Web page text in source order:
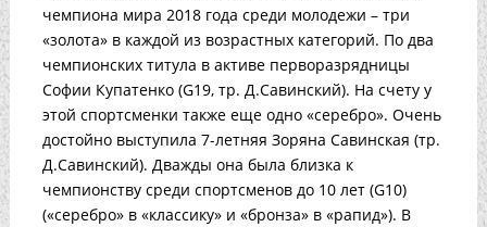
чемпиона мира 2018 года среди молодежи – три
«золота» в каждой из возрастных категорий. По два
чемпионских титула в активе перворазрядницы
Софии Купатенко (G19, тр. Д.Савинский). На счету у
этой спортсменки также еще одно «серебро». Очень
достойно выступила 7-летняя Зоряна Савинская (тр.
Д.Савинский). Дважды она была близка к
чемпионству среди спортсменов до 10 лет (G10)
(«серебро» в «классику» и «бронза» в «рапид»). В